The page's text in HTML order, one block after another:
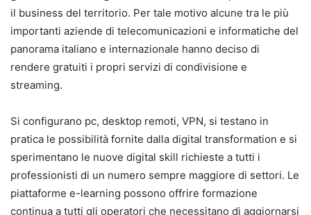
il business del territorio. Per tale motivo alcune tra le più
importanti aziende di telecomunicazioni e informatiche del
panorama italiano e internazionale hanno deciso di
rendere gratuiti i propri servizi di condivisione e
streaming.
Si configurano pc, desktop remoti, VPN, si testano in
pratica le possibilità fornite dalla digital transformation e si
sperimentano le nuove digital skill richieste a tutti i
professionisti di un numero sempre maggiore di settori. Le
piattaforme e-learning possono offrire formazione
continua a tutti gli operatori che necessitano di aggiornarsi